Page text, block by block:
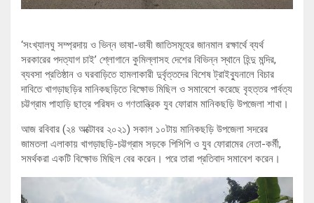
‘সংখ্যালঘু সম্প্রদায় ও ভিন্ন ভাষা-ভাষী জাতিসমূহের জানমাল রক্ষার্থে ব্যর্থ
সরকারের পদত্যাগ চাই’ শ্লোগানে কুমিল্লাসহ দেশের বিভিন্ন স্থানে হিন্দু মন্দির,
ব্যবসা প্রতিষ্ঠান ও ঘরবাড়িতে হামলাকারী দুর্বৃত্তদের বিশেষ ট্রাইব্যুনালে বিচার
দাবিতে খাগড়াছড়ির মানিকছড়িতে বিক্ষোভ মিছিল ও সমাবেশে করেছে বৃহত্তর পার্বত্য
চট্টগ্রাম পাহাড়ি ছাত্র পরিষদ ও গণতান্ত্রিক যুব ফোরাম মানিকছড়ি উপজেলা শাখা।
আজ রবিবার (২৪ অক্টোবর ২০২১) সকাল ১০টায় মানিকছড়ি উপজেলা সদরের
জামতলা এলাকায় খাগড়াছড়ি-চট্টগ্রাম সড়কে পিসিপি ও যুব ফোরামের নেতা-কর্মী,
সমর্থকরা একটি বিক্ষোভ মিছিল বের করেন। পরে তারা প্রতিবাদ সমাবেশ করেন।